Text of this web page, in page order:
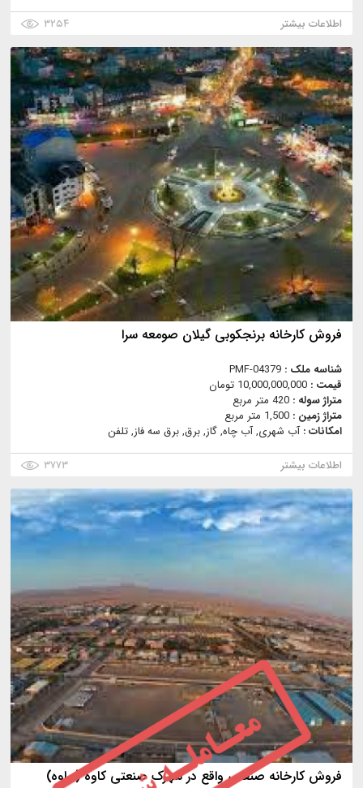
اطلاعات بیشتر
۳۲۵۴
فروش کارخانه برنجکوبی گیلان صومعه سرا
شناسه ملک : PMF-04379
قیمت : 10,000,000,000 تومان
متراژ سوله : 420 متر مربع
متراژ زمین : 1,500 متر مربع
امکانات :آب شهری, آب چاه, گاز, برق, برق سه فاز, تلفن
اطلاعات بیشتر
۳۷۷۳
فروش کارخانه صنعتی واقع در شهرک صنعتی کاوه (ساوه)